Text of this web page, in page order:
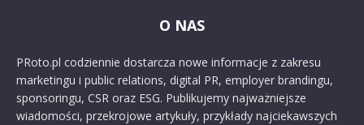
O NAS
PRoto.pl codziennie dostarcza nowe informacje z zakresu
marketingu i public relations, digital PR, employer brandingu,
sponsoringu, CSR oraz ESG. Publikujemy najważniejsze
wiadomości, przekrojowe artykuły, przykłady najciekawszych